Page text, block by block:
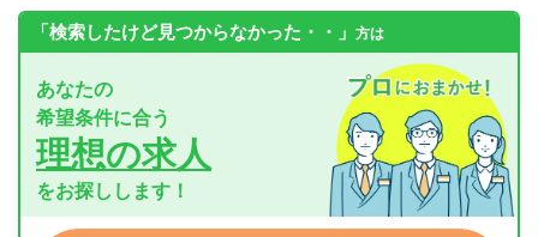
「検索したけど見つからなかった・・」 方は
あなたの
希望条件に合う
理想の求人
をお探しします！